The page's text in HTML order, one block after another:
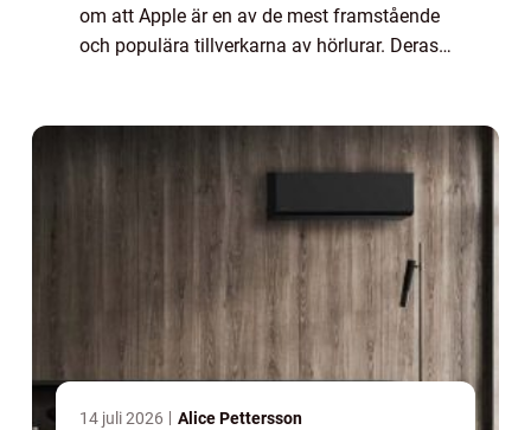
om att Apple är en av de mest framstående
och populära tillverkarna av hörlurar. Deras
14 juli 2026 Alice Pettersson